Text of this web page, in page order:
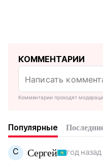
КОММЕНТАРИИ
Комментарии проходят
Популярные
С Сергей год назад